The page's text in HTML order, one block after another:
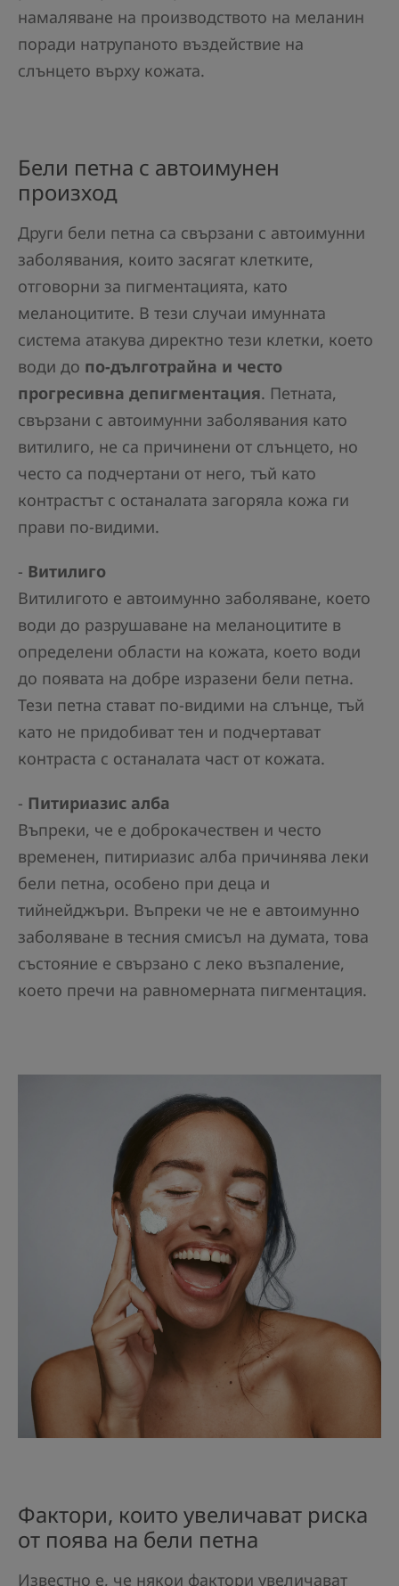
намаляване на производството на меланин
поради натрупаното въздействие на
слънцето върху кожата.
Бели петна с автоимунен
произход
Други бели петна са свързани с автоимунни
заболявания, които засягат клетките,
отговорни за пигментацията, като
меланоцитите. В тези случаи имунната
система атакува директно тези клетки, което
води до по-дълготрайна и често
прогресивна депигментация. Петната,
свързани с автоимунни заболявания като
витилиго, не са причинени от слънцето, но
често са подчертани от него, тъй като
контрастът с останалата загоряла кожа ги
прави по-видими.
- Витилиго
Витилигото е автоимунно заболяване, което
води до разрушаване на меланоцитите в
определени области на кожата, което води
до появата на добре изразени бели петна.
Тези петна стават по-видими на слънце, тъй
като не придобиват тен и подчертават
контраста с останалата част от кожата.
- Питириазис алба
Въпреки, че е доброкачествен и често
временен, питириазис алба причинява леки
бели петна, особено при деца и
тийнейджъри. Въпреки че не е автоимунно
заболяване в тесния смисъл на думата, това
състояние е свързано с леко възпаление,
което пречи на равномерната пигментация.
Фактори, които увеличават риска
от поява на бели петна
Известно е, че някои фактори увеличават